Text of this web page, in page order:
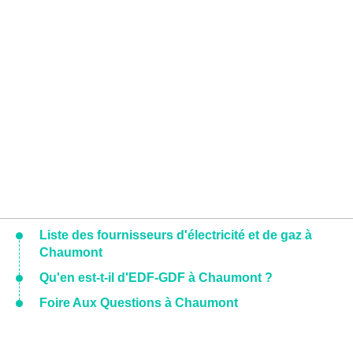
Liste des fournisseurs d'électricité et de gaz à
Chaumont
Qu'en est-t-il d'EDF-GDF à Chaumont ?
Foire Aux Questions à Chaumont